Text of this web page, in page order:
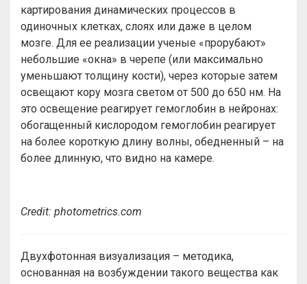
картирования динамических процессов в
одиночных клетках, слоях или даже в целом
мозге. Для ее реализации ученые «прорубают»
небольшие «окна» в черепе (или максимально
уменьшают толщину кости), через которые затем
освещают кору мозга светом от 500 до 650 нм. На
это освещение реагирует гемоглобин в нейронах:
обогащенный кислородом гемоглобин реагирует
на более короткую длину волны, обедненный – на
более длинную, что видно на камере.
Credit: photometrics.com
Двухфотонная визуализация – методика,
основанная на возбуждении такого вещества как